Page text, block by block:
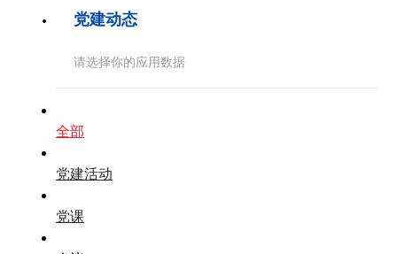
党建动态
请选择你的应用数据
全部
党建活动
党课